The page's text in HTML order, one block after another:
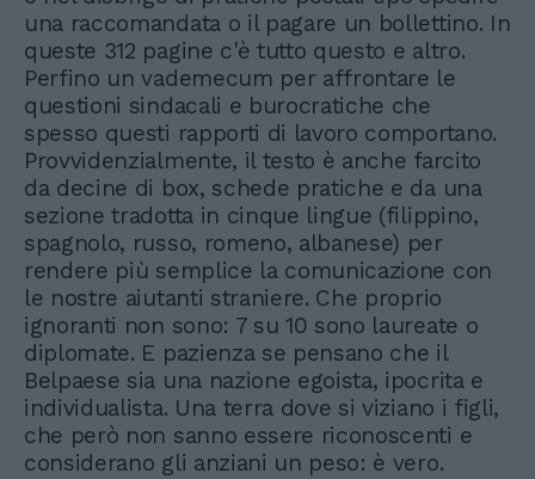
una raccomandata o il pagare un bollettino. In
queste 312 pagine c'è tutto questo e altro.
Perfino un vademecum per affrontare le
questioni sindacali e burocratiche che
spesso questi rapporti di lavoro comportano.
Provvidenzialmente, il testo è anche farcito
da decine di box, schede pratiche e da una
sezione tradotta in cinque lingue (filippino,
spagnolo, russo, romeno, albanese) per
rendere più semplice la comunicazione con
le nostre aiutanti straniere. Che proprio
ignoranti non sono: 7 su 10 sono laureate o
diplomate. E pazienza se pensano che il
Belpaese sia una nazione egoista, ipocrita e
individualista. Una terra dove si viziano i figli,
che però non sanno essere riconoscenti e
considerano gli anziani un peso: è vero.